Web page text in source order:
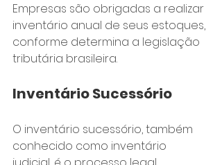
Empresas são obrigadas a realizar
inventário anual de seus estoques,
conforme determina a legislação
tributária brasileira.
Inventário Sucessório
O inventário sucessório, também
conhecido como inventário